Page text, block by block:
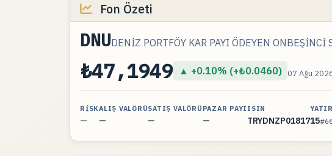
Fon Özeti
DNUDENİZ PORTFÖY KAR PAYI ÖDEYEN ONBEŞİNCİ
₺47,1949 ▲ +0.10% (+₺0.0460) 07 Ağu
RISK
—
ALIŞ VALÖRÜ
—
SATIŞ VALÖRÜ
—
PAZAR PAYI
—
ISIN
TRYDNZP0181715